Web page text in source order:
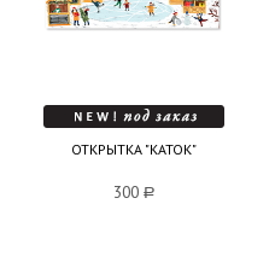
ОТКРЫТКА "КАТОК"
300 a